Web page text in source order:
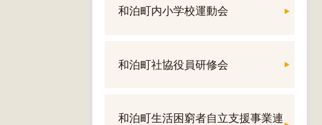
和泊町内小学校運動会
和泊町社協役員研修会
和泊町生活困窮者自立支援事業連